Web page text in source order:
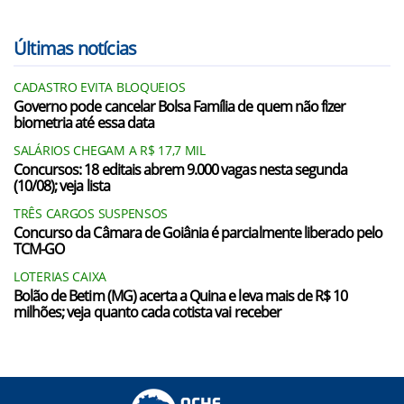
Últimas notícias
CADASTRO EVITA BLOQUEIOS
Governo pode cancelar Bolsa Família de quem não fizer
biometria até essa data
SALÁRIOS CHEGAM A R$ 17,7 MIL
Concursos: 18 editais abrem 9.000 vagas nesta segunda
(10/08); veja lista
TRÊS CARGOS SUSPENSOS
Concurso da Câmara de Goiânia é parcialmente liberado pelo
TCM-GO
LOTERIAS CAIXA
Bolão de Betim (MG) acerta a Quina e leva mais de R$ 10
milhões; veja quanto cada cotista vai receber